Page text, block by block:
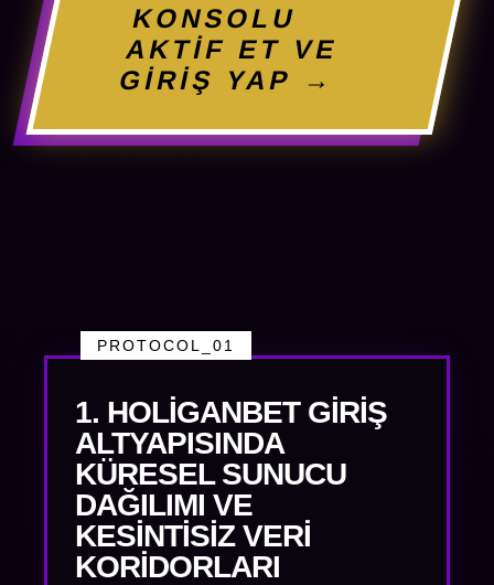
KONSOLU
AKTİF ET VE
GİRİŞ YAP →
PROTOCOL_01
1. HOLIGANBET GIRIŞ
ALTYAPISINDA
KÜRESEL SUNUCU
DAĞILIMI VE
KESINTISIZ VERI
KORIDORLARI